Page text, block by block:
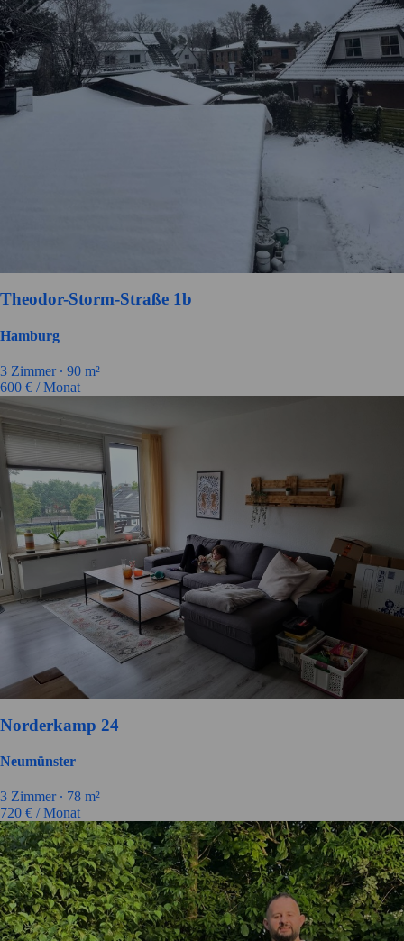
Theodor-Storm-Straße 1b
Hamburg
3 Zimmer ∙ 90 m²
600 € / Monat
Norderkamp 24
Neumünster
3 Zimmer ∙ 78 m²
720 € / Monat